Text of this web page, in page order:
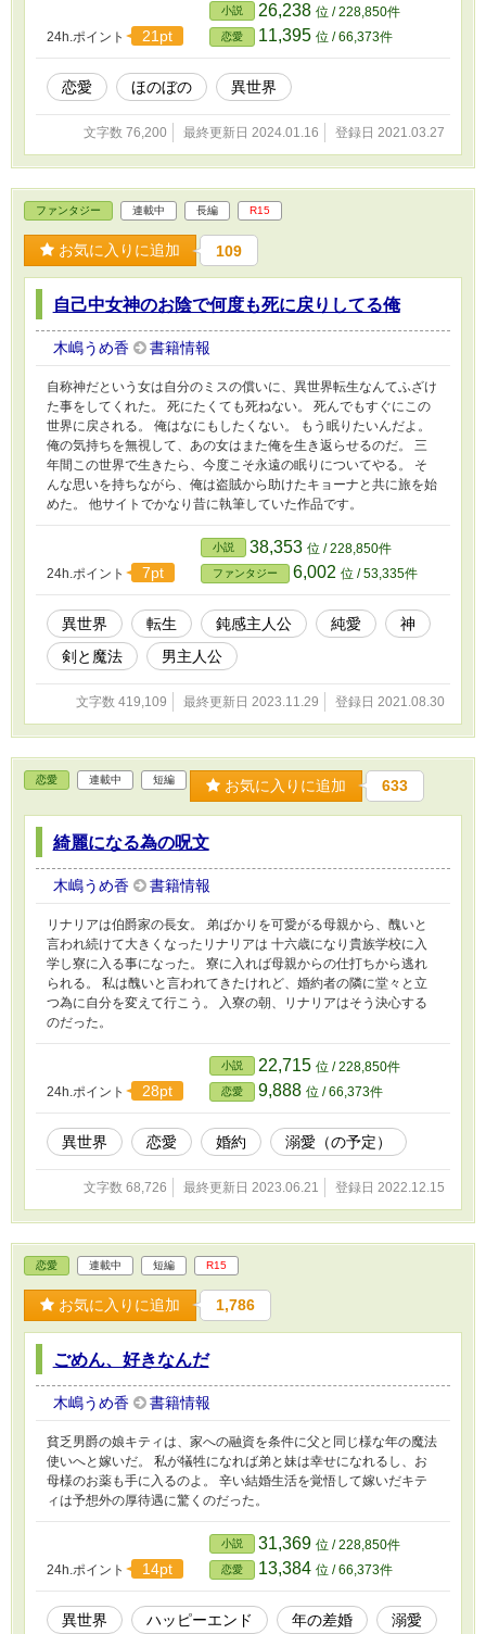
24h.ポイント 21pt
小説 26,238 位 / 228,850件
恋愛 11,395 位 / 66,373件
恋愛 ほのぼの 異世界
文字数 76,200 最終更新日 2024.01.16 登録日 2021.03.27
ファンタジー 連載中 長編 R15
お気に入りに追加 109
自己中女神のお陰で何度も死に戻りしてる俺
木嶋うめ香 書籍情報
自称神だという女は自分のミスの償いに、異世界転生なんてふざけ
た事をしてくれた。 死にたくても死ねない。 死んでもすぐにこの
世界に戻される。 俺はなにもしたくない。 もう眠りたいんだよ。
俺の気持ちを無視して、あの女はまた俺を生き返らせるのだ。 三
年間この世界で生きたら、今度こそ永遠の眠りについてやる。 そ
んな思いを持ちながら、俺は盗賊から助けたキョーナと共に旅を始
めた。 他サイトでかなり昔に執筆していた作品です。
24h.ポイント 7pt
小説 38,353 位 / 228,850件
ファンタジー 6,002 位 / 53,335件
異世界 転生 鈍感主人公 純愛
神
剣と魔法
男主人公
文字数 419,109 最終更新日 2023.11.29 登録日 2021.08.30
恋愛 連載中 短編 お気に入りに追加 633
綺麗になる為の呪文
木嶋うめ香 書籍情報
リナリアは伯爵家の長女。 弟ばかりを可愛がる母親から、醜いと
言われ続けて大きくなったリナリアは 十六歳になり貴族学校に入
学し寮に入る事になった。 寮に入れば母親からの仕打ちから逃れ
られる。 私は醜いと言われてきたけれど、婚約者の隣に堂々と立
つ為に自分を変えて行こう。 入寮の朝、リナリアはそう決心する
のだった。
24h.ポイント 28pt
小説 22,715 位 / 228,850件
恋愛 9,888 位 / 66,373件
異世界 恋愛 婚約 溺愛（の予定）
文字数 68,726 最終更新日 2023.06.21 登録日 2022.12.15
恋愛 連載中 短編 R15
お気に入りに追加 1,786
ごめん、好きなんだ
木嶋うめ香 書籍情報
貧乏男爵の娘キティは、家への融資を条件に父と同じ様な年の魔法
使いへと嫁いだ。 私が犠牲になれば弟と妹は幸せになれるし、お
母様のお薬も手に入るのよ。 辛い結婚生活を覚悟して嫁いだキテ
ィは予想外の厚待遇に驚くのだった。
24h.ポイント 14pt
小説 31,369 位 / 228,850件
恋愛 13,384 位 / 66,373件
異世界 ハッピーエンド 年の差婚 溺愛